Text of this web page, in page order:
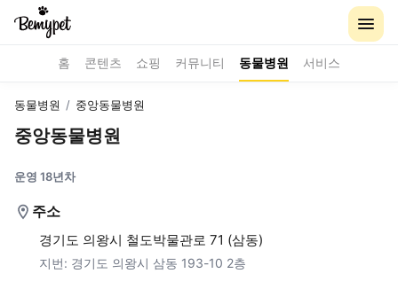
홈 콘텐츠 쇼핑 커뮤니티 동물병원 서비스
동물병원 / 중앙동물병원
중앙동물병원
운영 18년차
주소
경기도 의왕시 철도박물관로 71 (삼동)
지번: 경기도 의왕시 삼동 193-10 2층